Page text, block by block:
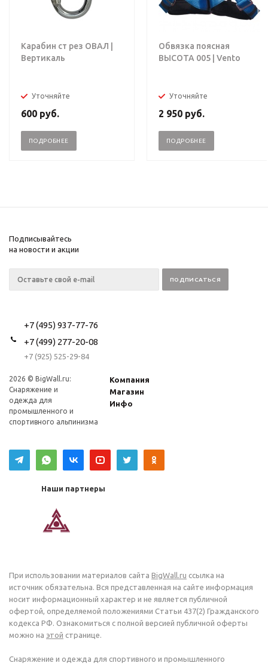
Карабин ст рез ОВАЛ |
Вертикаль
Уточняйте
600 руб.
ПОДРОБНЕЕ
Обвязка поясная
ВЫСОТА 005 | Vento
Уточняйте
2 950 руб.
ПОДРОБНЕЕ
Подписывайтесь
на новости и акции
+7 (495) 937-77-76
+7 (499) 277-20-08
+7 (925) 525-29-84
2026 © BigWall.ru:
Снаряжение и
одежда для
промышленного и
спортивного альпинизма
Компания
Магазин
Инфо
Наши партнеры
При использовании материалов сайта BigWall.ru ссылка на
источник обязательна. Вся представленная на сайте информация
носит информационный характер и не является публичной
офертой, определяемой положениями Статьи 437(2) Гражданского
кодекса РФ. Ознакомиться с полной версией публичной оферты
можно на этой странице.
Снаряжение и одежда для спортивного и промышленного